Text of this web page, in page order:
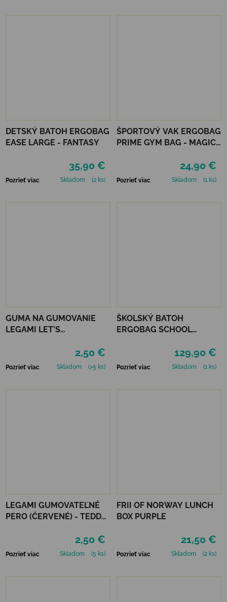
DETSKÝ BATOH ERGOBAG
EASE LARGE - FANTASY
35,90 €
Pozrieť viac Skladom (2 ks)
ŠPORTOVÝ VAK ERGOBAG
PRIME GYM BAG - MAGIC
24,90 €
Pozrieť viac Skladom (1 ks)
GUMA NA GUMOVANIE
LEGAMI LET'S
2,50 €
Pozrieť viac Skladom (>5 ks)
ŠKOLSKÝ BATOH
ERGOBAG SCHOOL
PONYBEARADISE129,90 €
Pozrieť viac Skladom (1 ks)
LEGAMI GUMOVATEĽNÉ
PERO (ČERVENÉ) - TEDDY
2,50 €
Pozrieť viac Skladom (5 ks)
FRII OF NORWAY LUNCH
BOX PURPLE
21,50 €
Pozrieť viac Skladom (2 ks)